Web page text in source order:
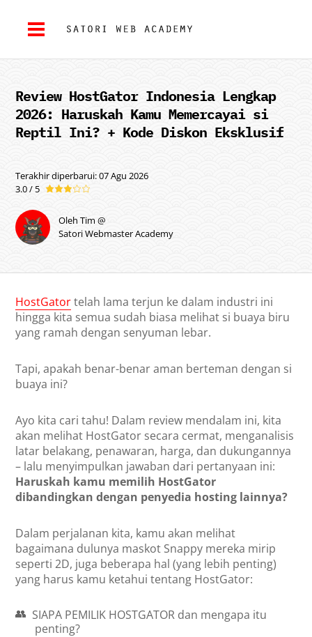
Review HostGator Indonesia Lengkap
2026: Haruskah Kamu Memercayai si
Reptil Ini? + Kode Diskon Eksklusif
Terakhir diperbarui: 07 Agu 2026
3.0 / 5
Oleh Tim @
Satori Webmaster Academy
HostGatortelah lama terjun ke dalam industri ini
hingga kita semua sudah biasa melihat si buaya biru
yang ramah dengan senyuman lebar.
Tapi, apakah benar-benar aman berteman dengan si
buaya ini?
Ayo kita cari tahu! Dalam review mendalam ini, kita
akan melihat HostGator secara cermat, menganalisis
latar belakang, penawaran, harga, dan dukungannya
– lalu menyimpulkan jawaban dari pertanyaan ini:
Haruskah kamu memilih HostGator
dibandingkan dengan penyedia hosting lainnya?
Dalam perjalanan kita, kamu akan melihat
bagaimana dulunya maskot Snappy mereka mirip
seperti 2D, juga beberapa hal (yang lebih penting)
yang harus kamu ketahui tentang HostGator:
👥 SIAPA PEMILIK HOSTGATOR dan mengapa itu
penting?